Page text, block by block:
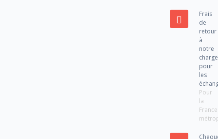
Frais
de
retour
à
notre
charge
pour
les
Pour
la
France